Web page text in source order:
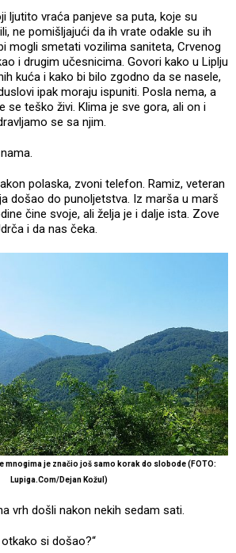
ljutito vraća panjeve sa puta, koje su
ne pomišljajući da ih vrate odakle su ih
mogli smetati vozilima saniteta, Crvenog
i drugim učesnicima. Govori kako u Liplju
kuća i kako bi bilo zgodno da se nasele,
ipak moraju ispuniti. Posla nema, a
se teško živi. Klima je sve gora, ali on i
se sa njim.
polaska, zvoni telefon. Ramiz, veteran
došao do punoljetstva. Iz marša u marš
čine svoje, ali želja je i dalje ista. Zove
i da nas čeka.
mnogima je značio još samo korak do slobode (FOTO:
Lupiga.Com/Dejan Kožul)
vrh došli nakon nekih sedam sati.
si došao?“